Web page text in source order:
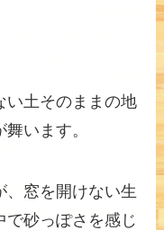
い土そのままの地
います。
、窓を開けない生
で砂っぽさを感じ